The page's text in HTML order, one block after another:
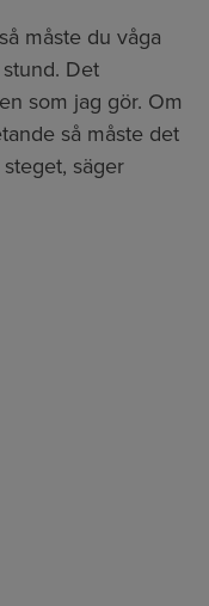
måste du våga
Det
som jag gör. Om
så måste det
säger